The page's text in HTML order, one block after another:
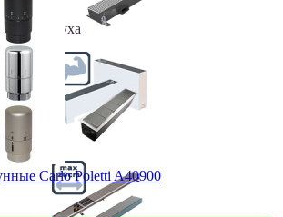
воздуха
Carlo Poletti A40900